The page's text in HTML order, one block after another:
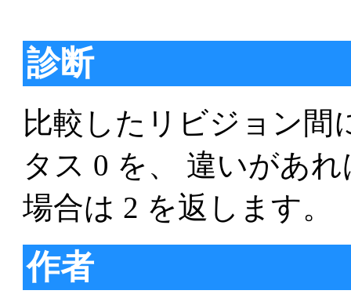
診断
比較したリビジョン間
タス 0 を、 違いがあ
場合は 2 を返します。
作者